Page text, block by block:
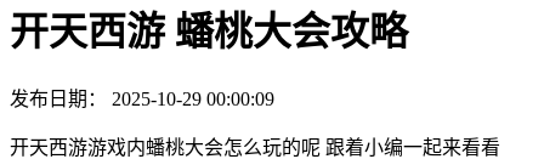
开天西游 蟠桃大会攻略
发布日期： 2025-10-29 00:00:09
开天西游游戏内蟠桃大会怎么玩的呢 跟着小编一起来看看